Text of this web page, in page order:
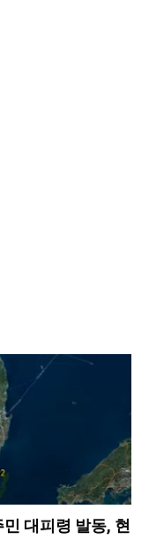
대피령 발동, 현